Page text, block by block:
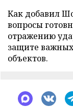
Как добавил
вопросы
отражению
защите
объектов.